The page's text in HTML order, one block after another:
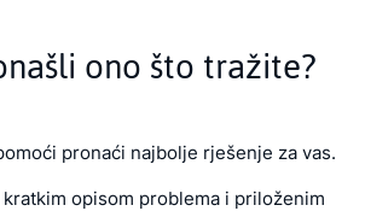
ono što tražite?
pronaći najbolje rješenje za vas.
opisom problema i priloženim